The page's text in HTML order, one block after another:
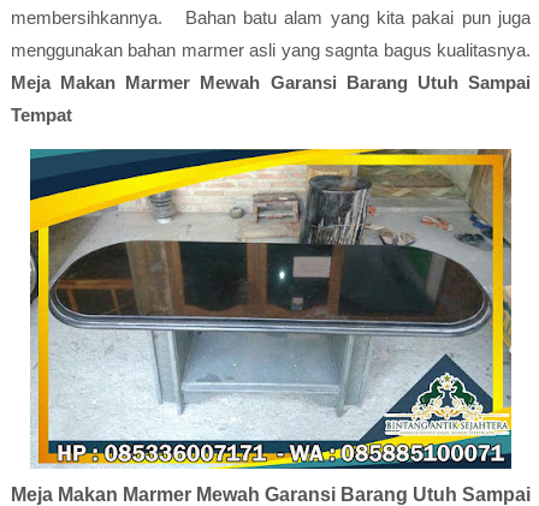
membersihkannya. Bahan batu alam yang kita pakai pun juga
menggunakan bahan marmer asli yang sagnta bagus kualitasnya.
Meja Makan Marmer Mewah Garansi Barang Utuh Sampai
Tempat
Meja Makan Marmer Mewah Garansi Barang Utuh Sampai